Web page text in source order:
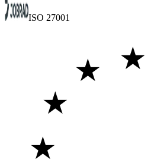
ISO 27001
★
★
★
★